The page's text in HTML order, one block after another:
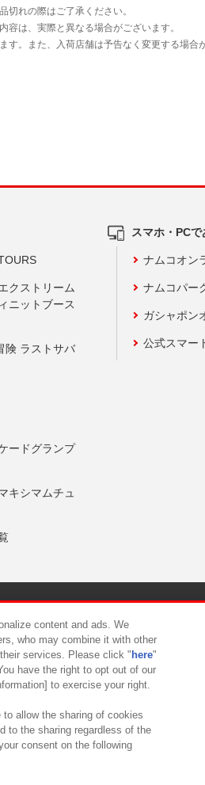
クストリーム
ニットブース
険 ラストサバ
ードグランプ
キシマムチュ
スマホ・PCで
ナムコオン
ナムコパー
ガシャポン
公式スマー
カスタマーハラスメント対応方針
content and ads. We
who may combine it with other
services. Please click " here"
have the right to opt out of our
to exercise your right.
allow the sharing of cookies
to the sharing regardless of the
consent on the following